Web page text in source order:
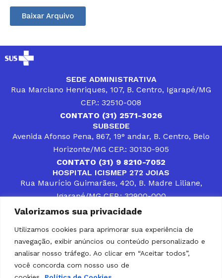
Valorizamos sua privacidade
Utilizamos cookies para aprimorar sua experiência de
navegação, exibir anúncios ou conteúdo personalizado e
analisar nosso tráfego. Ao clicar em “Aceitar todos”,
você concorda com nosso uso de
Baixar Arquivo
SEDE ADMINISTRATIVA
Rua Marciano Henriques, 107, B. Centro, Igarapé/MG
CEP.: 32510-008
CONTATO (31) 2571-3026
SUBSEDE
Avenida Afonso Pena, 867, 19° andar, B. Centro, Belo
Horizonte/MG CEP.: 30130-905
CONTATO (31) 9 8210-7052
HOSPITAL ICISMEP 272 JOIAS
Rua Maurício Guimarães, 420, B. Madre Liliane,
Igarapé/MG CEP.: 32900-000
CONTATOS (31) 3512-4400 ou (31) 9 8309-8660
DESENVOLVER SOLUÇÕES, AÇÕES E SERVIÇOS
PÚBLICOS QUE COMPLEMENTEM A ASSISTÊNCIA À
POPULAÇÃO DA REGIÃO EM QUE ATUA, SENDO
PARCEIRO DOS MUNICÍPIOS CONSORCIADOS NA
SOLUÇÃO DE DIFICULDADES ENFRENTADAS POR
GESTORES MUNICIPAIS, É O COMPROMISSO DO
ICISMEP.